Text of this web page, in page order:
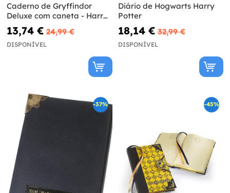
Caderno de Gryffindor
Deluxe com caneta - Harry
Potter
13,74 € 24,99 €
DISPONÍVEL
Diário de Hogwarts Harry
Potter
18,14 € 32,99 €
DISPONÍVEL
-37% -45%